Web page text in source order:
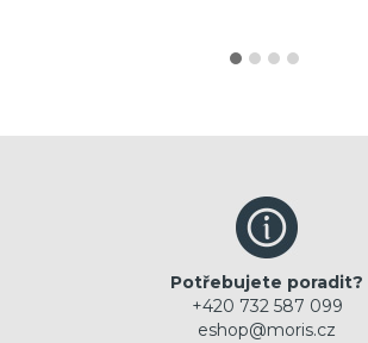
Potřebujete poradit?
+420 732 587 099
eshop@moris.cz